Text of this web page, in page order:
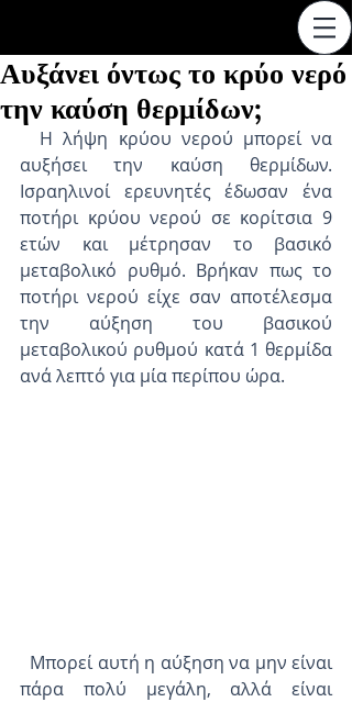
Αυξάνει όντως το κρύο νερό
την καύση θερμίδων;
αυξήσει την καύση θερμίδων.
Ισραηλινοί ερευνητές έδωσαν ένα
ποτήρι κρύου νερού σε κορίτσια 9
ετών και μέτρησαν το βασικό
μεταβολικό ρυθμό. Βρήκαν πως το
ποτήρι νερού είχε σαν αποτέλεσμα
την αύξηση του βασικού
μεταβολικού ρυθμού κατά 1 θερμίδα
ανά λεπτό για μία περίπου ώρα.
πάρα πολύ μεγάλη, αλλά είναι